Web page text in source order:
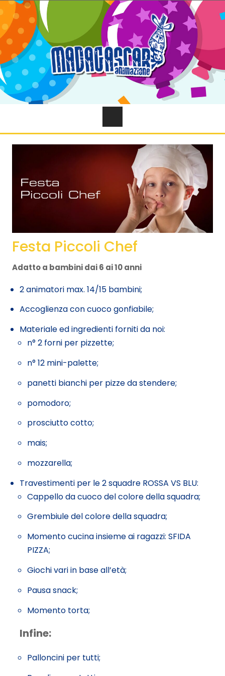
Festa Piccoli Chef
Adatto a bambini dai 6 ai 10 anni
2 animatori max. 14/15 bambini;
Accoglienza con cuoco gonfiabile;
Materiale ed ingredienti forniti da noi:
n° 2 forni per pizzette;
n° 12 mini-palette;
panetti bianchi per pizze da stendere;
pomodoro;
prosciutto cotto;
mais;
mozzarella;
Travestimenti per le 2 squadre ROSSA VS BLU:
Cappello da cuoco del colore della squadra;
Grembiule del colore della squadra;
Momento cucina insieme ai ragazzi: SFIDA
PIZZA;
Giochi vari in base all’età;
Pausa snack;
Momento torta;
Infine:
Palloncini per tutti;